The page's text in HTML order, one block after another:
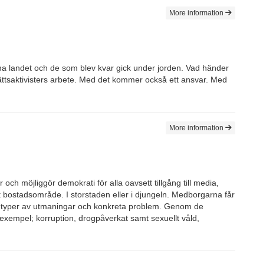
More information
landet och de som blev kvar gick under jorden. Vad händer
arbete. Med det kommer också ett ansvar. Med
More information
möjliggör demokrati för alla oavsett tillgång till media,
I storstaden eller i djungeln. Medborgarna får
av utmaningar och konkreta problem. Genom de
korruption, drogpåverkat samt sexuellt våld,